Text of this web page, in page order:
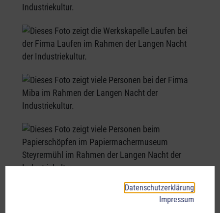
Datenschutzerklärung
Impressum